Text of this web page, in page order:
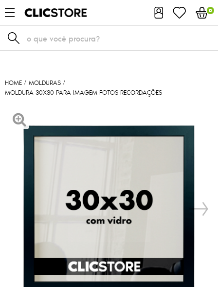
0
HOME
MOLDURAS
MOLDURA 30X30 PARA IMAGEM FOTOS RECORDAÇÕES